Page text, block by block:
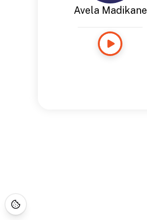
Avela Madikane